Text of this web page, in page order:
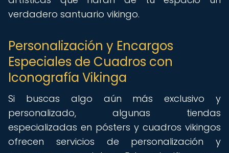
verdadero santuario vikingo.
Personalización y Encargos
Especiales de Cuadros con
Iconografía Vikinga
Si buscas algo aún más exclusivo y
personalizado, algunas tiendas
especializadas en pósters y cuadros vikingos
ofrecen servicios de personalización y